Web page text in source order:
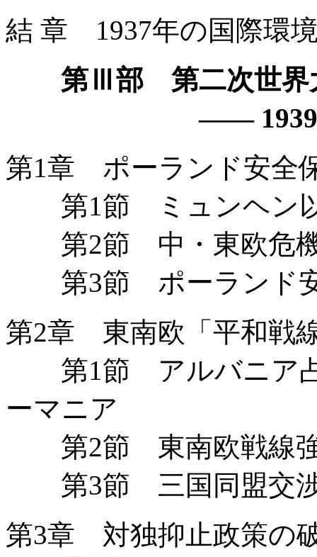
結 章 1937年の国際環
第Ⅲ部 第二次世界
—— 1939
第1章 ポーランド安全
第1節 ミュンヘン以
第2節 中・東欧危機
第3節 ポーランド安
第2章 東南欧「平和戦
第1節 アルバニア占
ーマニア
第2節 東南欧戦線強
第3節 三国同盟交渉
第3章 対独抑止政策の